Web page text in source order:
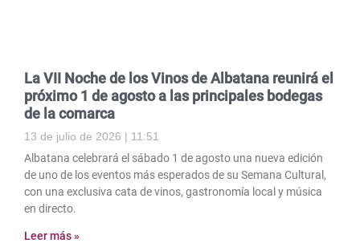
La VII Noche de los Vinos de Albatana reunirá el
próximo 1 de agosto a las principales bodegas
de la comarca
13 de julio de 2026
11:51
Albatana celebrará el sábado 1 de agosto una nueva edición
de uno de los eventos más esperados de su Semana Cultural,
con una exclusiva cata de vinos, gastronomía local y música
en directo.
Leer más »